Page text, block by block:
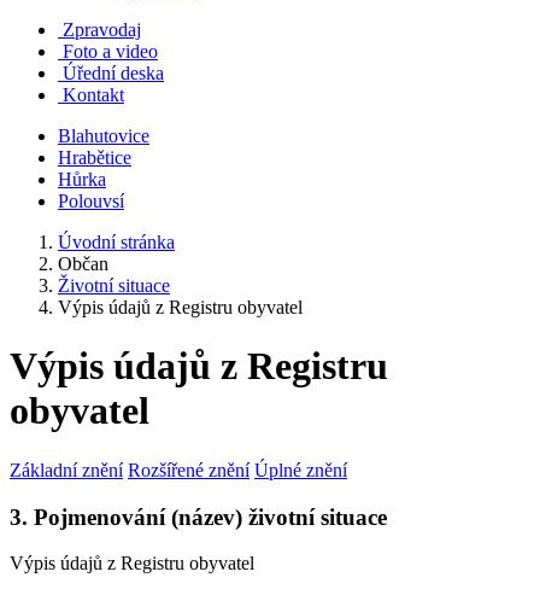
Zpravodaj
Foto a video
Úřední deska
Kontakt
Blahutovice
Hrabětice
Hůrka
Polouvsí
Úvodní stránka
Občan
Životní situace
Výpis údajů z Registru obyvatel
Výpis údajů z Registru
obyvatel
Základní znění Rozšířené znění Úplné znění
3. Pojmenování (název) životní situace
Výpis údajů z Registru obyvatel